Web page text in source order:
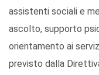
assistenti sociali e
ascolto, supporto
orientamento ai
previsto dalla